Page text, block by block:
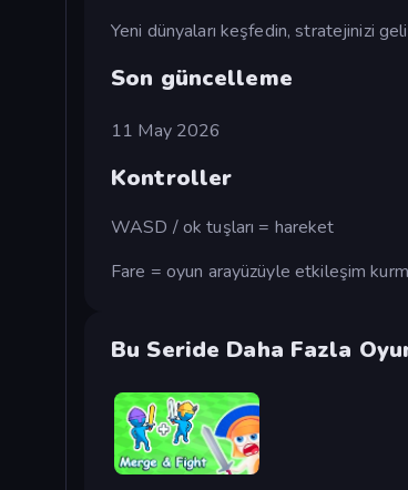
Yeni dünyaları keşfedin, stratejinizi
Son güncelleme
11 May 2026
Kontroller
WASD / ok tuşları = hareket
Fare = oyun arayüzüyle etkileşim
Bu Seride Daha Fazla
Merge and Fight